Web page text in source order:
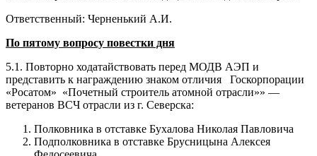
Ответственный: Черненький А.И.
По пятому вопросу повестки дня
5.1. Повторно ходатайствовать перед МОДВ АЭП и
представить к награждению знаком отличия Госкорпорации
«Росатом» «Почетный строитель атомной отрасли»» —
ветеранов ВСЧ отрасли из г. Северска:
Полковника в отставке Бухалова Николая Павловича
Подполковника в отставке Брусницына Алексея